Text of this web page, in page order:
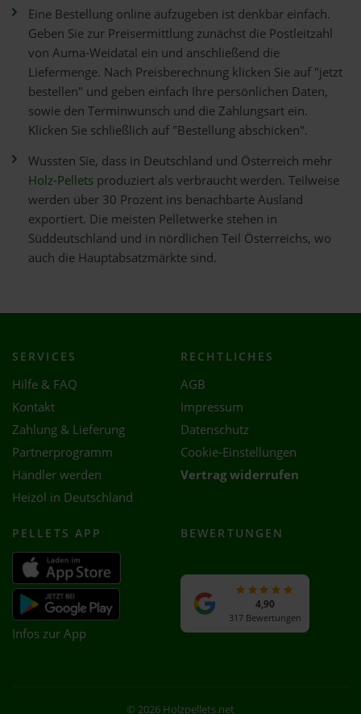
Eine Bestellung online aufzugeben ist denkbar einfach.
Geben Sie zur Preisermittlung zunächst die Postleitzahl
von Auma-Weidatal ein und anschließend die
Liefermenge. Nach Preisberechnung klicken Sie auf "jetzt
bestellen" und geben einfach Ihre persönlichen Daten,
sowie den Terminwunsch und die Zahlungsart ein.
Klicken Sie schließlich auf "Bestellung abschicken".
Wussten Sie, dass in Deutschland und Österreich mehr
Holz-Pellets produziert als verbraucht werden. Teilweise
werden über 30 Prozent ins benachbarte Ausland
exportiert. Die meisten Pelletwerke stehen in
Süddeutschland und in nördlichen Teil Österreichs, wo
auch die Hauptabsatzmärkte sind.
SERVICES
Hilfe & FAQ
Kontakt
Zahlung & Lieferung
Partnerprogramm
Händler werden
Heizöl in Deutschland
RECHTLICHES
AGB
Impressum
Datenschutz
Cookie-Einstellungen
Vertrag widerrufen
PELLETS APP
Infos zur App
BEWERTUNGEN
4,90
317 Bewertungen
© 2026 Holzpellets.net